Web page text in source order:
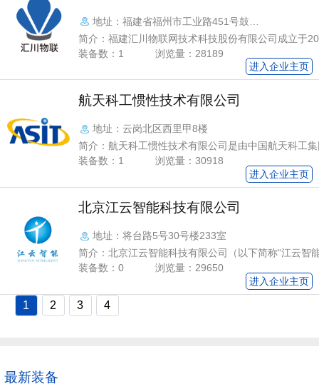
领域的企业，技术装备服务涉及95个国家和地区。
地址：福建省福州市工业路451号鼓楼
科技商务中心大厦9楼
简介：福建汇川物联网技术科技股份有限公司成立于
2022年加入中国地质灾害防治与生态修复协会成为普
位。公司是国家重点支持专精特新“小巨人”企业、国
业、福建省数字经济领域“独角兽”创新企业、福建省省
机构、福建省知识产权优势企业，是专业提供远程非
自动监控与测量综合解决方案的物联网创新服务商。
项认证、国际CB认证、中国计量科学研究院及福建省
究院权威检测。核心技术先后获福建省科技进步奖一
奖、获得刘先林、卢耀如、孙玉等中国工程院院士的
有关专家鉴定为国际先进。公司相关应用成果、产品
入“十三五”国家重点图书，入选国家统计局企业创新案
技部“2021年度全国颠覆性技术创新大赛优秀项目”，
部“2021年数字技术融合创新应用典型解决方案”、入
和信息化重点新产品。公司先后承担工信部工业互联
目、住建部技术创新及示范项目、福建省科技重大专
字经济发展专项等各类创新项目。公司先后主持或参
程建设标准、福建省建筑行业地方标准及福建省公共
团体标准。公司核心产品远程视频监控与测量技术应
灾、矿山、文保领域：通过汇川视频监控测量技术，
高边坡、危房、古文物、矿山等监测区域进行空间三
装备数：1
浏览量：28189
进入企业主页
航天科工惯性技术有限公司
地址：云岗北区西里甲8楼
简介：航天科工惯性技术有限公司是由中国航天科工
的高新技术企业。公司依托中国航天科工集团第三研
发实力和技术基础，主要从事油气测控装备、安全监
传感器、特种电源电路、专用测试设备的研制、生产
广泛应用于航空、航天、兵器、船舶、石油、地质、
行业。
装备数：1
浏览量：30918
进入企业主页
北京江云智能科技有限公司
地址：将台路5号30号楼233室
简介：北京江云智能科技有限公司（以下简称“江云智
2012年，是位于中关村电子高科技园区的高新技术企
力于服务国土、水利、文物保护、矿山环境、交通等
动化专业监测及预警，提供行业信息化整体解决方案
发、自动化监测预警系统工程建设。江云智能自成立
装备数：0
浏览量：29650
进入企业主页
1 2 3 4
最新装备